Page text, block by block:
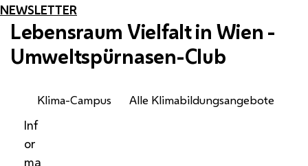
NEWSLETTER
Lebensraum Vielfalt in Wien -
Umweltspürnasen-Club
Klima-Campus Alle Klimabildungsangebote
Inf
or
ma